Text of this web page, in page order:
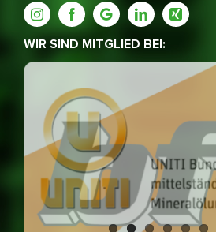
WIR SIND MITGLIED BEI: